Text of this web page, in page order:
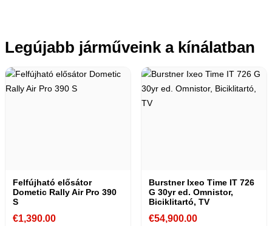
Legújabb járműveink a kínálatban
Felfújható elősátor
Dometic Rally Air Pro 390
S
€1,390.00
Burstner Ixeo Time IT 726
G 30yr ed. Omnistor,
Biciklitartó, TV
€54,900.00